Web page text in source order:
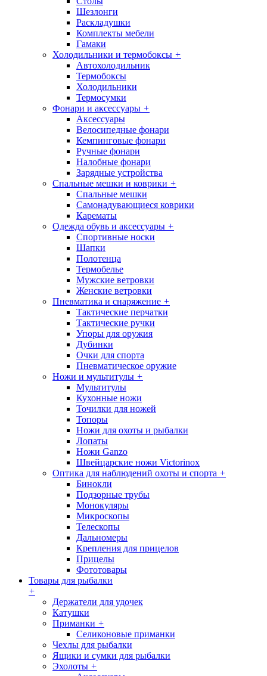
Шезлонги
Раскладушки
Комплекты мебели
Гамаки
Холодильники и термобоксы +
Автохолодильник
Термобоксы
Холодильники
Термосумки
Фонари и аксессуары +
Аксессуары
Велосипедные фонари
Кемпинговые фонари
Ручные фонари
Налобные фонари
Зарядные устройства
Спальные мешки и коврики +
Спальные мешки
Самонадувающиеся коврики
Карематы
Одежда обувь и аксессуары +
Спортивные носки
Шапки
Полотенца
Термобелье
Мужские ветровки
Женские ветровки
Пневматика и снаряжение +
Тактические перчатки
Тактические ручки
Упоры для оружия
Дубинки
Очки для спорта
Пневматическое оружие
Ножи и мультитулы +
Мультитулы
Кухонные ножи
Точилки для ножей
Топоры
Ножи для охоты и рыбалки
Лопаты
Ножи Ganzo
Швейцарские ножи Victorinox
Оптика для наблюдений охоты и спорта +
Бинокли
Подзорные трубы
Монокуляры
Микроскопы
Телескопы
Дальномеры
Крепления для прицелов
Прицелы
Фототовары
Товары для рыбалки
+
Держатели для удочек
Катушки
Приманки +
Селиконовые приманки
Чехлы для рыбалки
Ящики и сумки для рыбалки
Эхолоты +